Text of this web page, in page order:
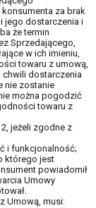
za brak
jego dostarczenia i
że termin
Sprzedającego,
w ich imieniu,
towaru z umową,
chwili dostarczenia
nie zostanie
można pogodzić
towaru z
jeżeli zgodne z
i funkcjonalność;
którego jest
powiadomił
Umowy
Umową, musi: